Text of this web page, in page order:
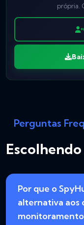
própria.
Perguntas
Por que o
alternativa aos